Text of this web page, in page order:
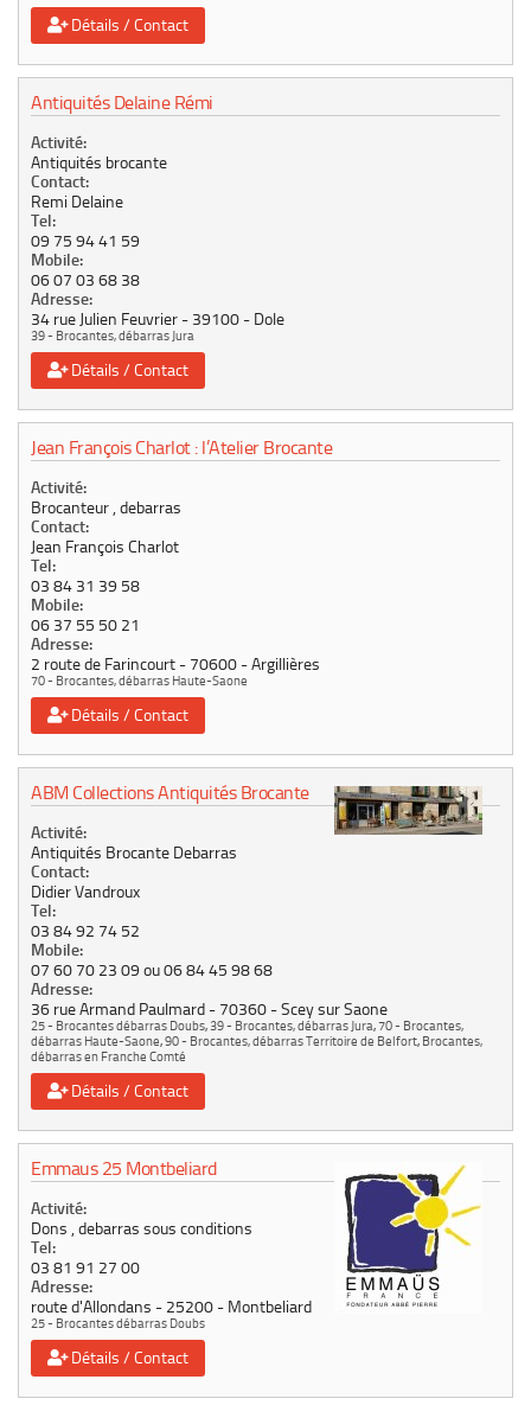
Détails / Contact
Antiquités Delaine Rémi
Activité:
Antiquités brocante
Contact:
Remi Delaine
Tel:
09 75 94 41 59
Mobile:
06 07 03 68 38
Adresse:
34 rue Julien Feuvrier 39100 Dole
39 - Brocantes, débarras Jura
Détails / Contact
Jean François Charlot : l’Atelier Brocante
Activité:
Brocanteur , debarras
Contact:
Jean François Charlot
Tel:
03 84 31 39 58
Mobile:
06 37 55 50 21
Adresse:
2 route de Farincourt 70600 Argillières
70 - Brocantes, débarras Haute-Saone
Détails / Contact
ABM Collections Antiquités Brocante
Activité:
Antiquités Brocante Debarras
Contact:
Didier Vandroux
Tel:
03 84 92 74 52
Mobile:
07 60 70 23 09 ou 06 84 45 98 68
Adresse:
36 rue Armand Paulmard 70360 Scey sur Saone
25 - Brocantes débarras Doubs,39 - Brocantes, débarras Jura,70 - Brocantes,
débarras Haute-Saone,90 - Brocantes, débarras Territoire de Belfort, Brocantes,
débarras en Franche Comté
Détails / Contact
Emmaus 25 Montbeliard
Activité:
Dons , debarras sous conditions
Tel:
03 81 91 27 00
Adresse:
route d'Allondans 25200 Montbeliard
25 - Brocantes débarras Doubs
Détails / Contact